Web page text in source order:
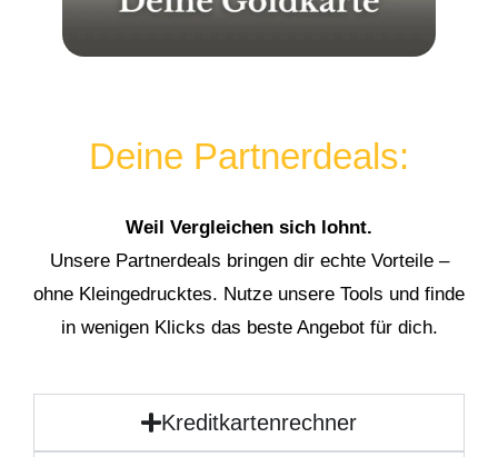
Deine Partnerdeals:
Weil Vergleichen sich lohnt.
Unsere Partnerdeals bringen dir echte Vorteile –
ohne Kleingedrucktes. Nutze unsere Tools und finde
in wenigen Klicks das beste Angebot für dich.
Kreditkartenrechner